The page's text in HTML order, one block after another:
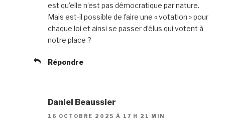
est qu’elle n’est pas démocratique par nature.
Mais est-il possible de faire une « votation » pour
chaque loi et ainsi se passer d’élus qui votent à
notre place ?
Répondre
Daniel Beaussier
16 OCTOBRE 2025 À 17 H 21 MIN